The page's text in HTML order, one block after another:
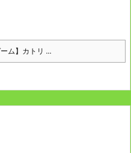
ム】カトリ ...